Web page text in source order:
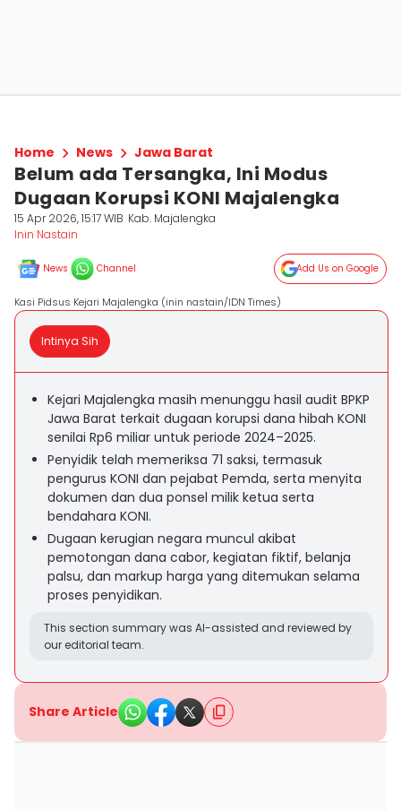
Home News Jawa Barat
Belum ada Tersangka, Ini Modus
Dugaan Korupsi KONI Majalengka
15 Apr 2026, 15:17 WIB Kab. Majalengka
Inin Nastain
News Channel Add Us on Google
Kasi Pidsus Kejari Majalengka (inin nastain/IDN Times)
Intinya Sih
Kejari Majalengka masih menunggu hasil audit BPKP
Jawa Barat terkait dugaan korupsi dana hibah KONI
senilai Rp6 miliar untuk periode 2024–2025.
Penyidik telah memeriksa 71 saksi, termasuk
pengurus KONI dan pejabat Pemda, serta menyita
dokumen dan dua ponsel milik ketua serta
bendahara KONI.
Dugaan kerugian negara muncul akibat
pemotongan dana cabor, kegiatan fiktif, belanja
palsu, dan markup harga yang ditemukan selama
proses penyidikan.
This section summary was AI-assisted and reviewed by
our editorial team.
Share Article